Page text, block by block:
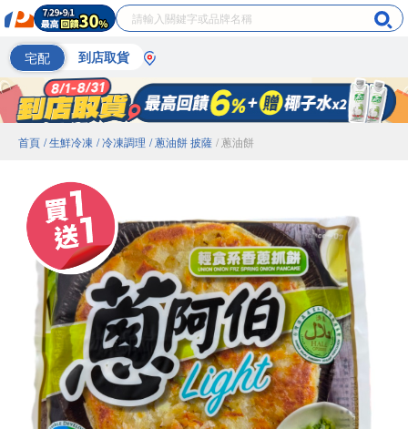
宅配 到店取貨
首頁 / 生鮮冷凍 / 冷凍調理 / 蔥油餅 披薩 / 蔥油餅